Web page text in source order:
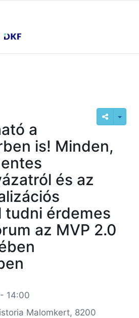
a
is! Minden,
és az
tudni érdemes
az MVP 2.0
14:00
Malomkert, 8200